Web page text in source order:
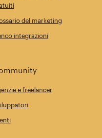
del marketing
integrazioni
e freelancer